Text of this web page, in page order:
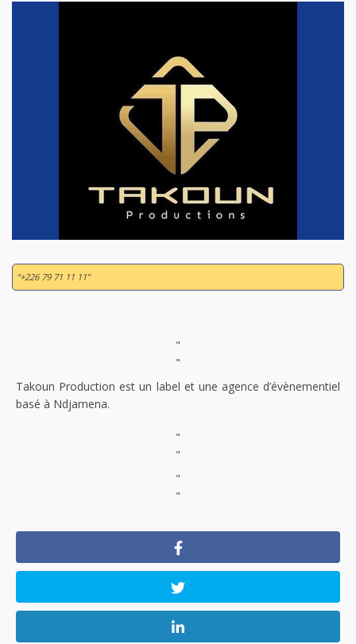
“+226 79 71 11 11”
"
"
Takoun Production est un label et une agence d’évènementiel
basé à Ndjamena.
"
"
"
"